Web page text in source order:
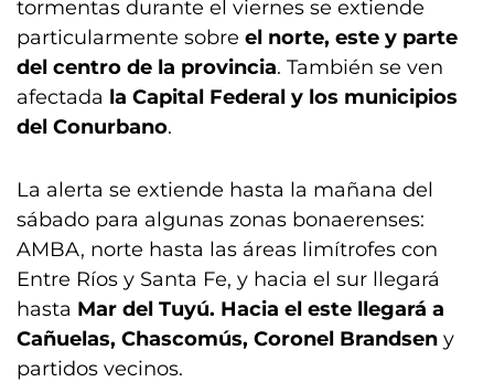
tormentas durante el viernes se extiende
particularmente sobre el norte, este y parte
del centro de la provincia. También se ven
afectada la Capital Federal y los municipios
del Conurbano.
La alerta se extiende hasta la mañana del
sábado para algunas zonas bonaerenses:
AMBA, norte hasta las áreas limítrofes con
Entre Ríos y Santa Fe, y hacia el sur llegará
hasta Mar del Tuyú. Hacia el este llegará a
Cañuelas, Chascomús, Coronel Brandsen y
partidos vecinos.